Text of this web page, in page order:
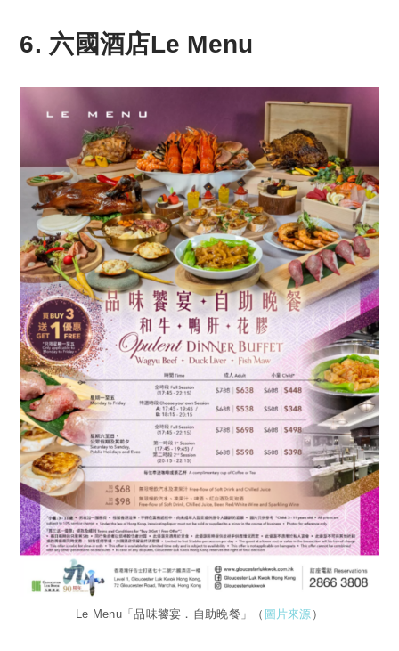
6. 六國酒店Le Menu
Le Menu「品味饕宴．自助晚餐」（ 圖片來源 ）